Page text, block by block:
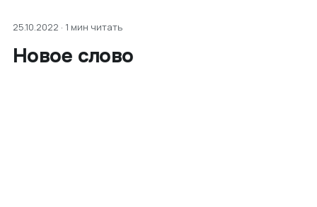
25.10.2022 · 1 мин читать
Новое слово